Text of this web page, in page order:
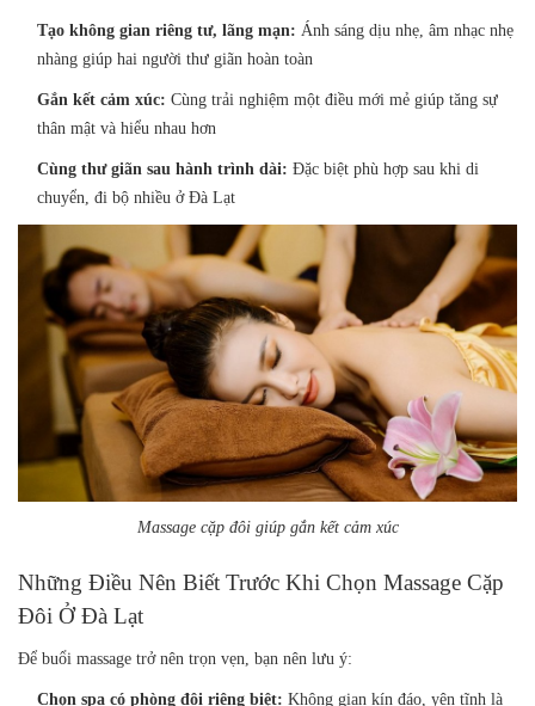
Tạo không gian riêng tư, lãng mạn: Ánh sáng dịu nhẹ, âm nhạc nhẹ
nhàng giúp hai người thư giãn hoàn toàn
Gắn kết cảm xúc: Cùng trải nghiệm một điều mới mẻ giúp tăng sự
thân mật và hiểu nhau hơn
Cùng thư giãn sau hành trình dài: Đặc biệt phù hợp sau khi di
chuyển, đi bộ nhiều ở Đà Lạt
Massage cặp đôi giúp gắn kết cảm xúc
Những Điều Nên Biết Trước Khi Chọn Massage Cặp
Đôi Ở Đà Lạt
Để buổi massage trở nên trọn vẹn, bạn nên lưu ý:
Chọn spa có phòng đôi riêng biệt: Không gian kín đáo, yên tĩnh là